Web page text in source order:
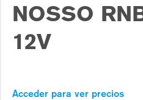
NOSSO
12V
Acceder para ver precios